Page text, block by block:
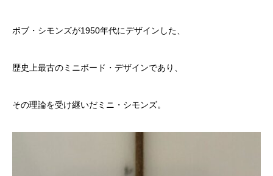
ボブ・シモンズが1950年代にデザインした、
歴史上最古のミニボード・デザインであり、
その理論を受け継いだミニ・シモンズ。